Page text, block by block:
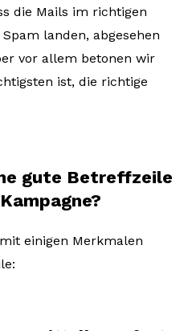
die Mails im richtigen
landen, abgesehen
vor allem betonen wir
ist, die richtige
gute Betreffzeile
einigen Merkmalen